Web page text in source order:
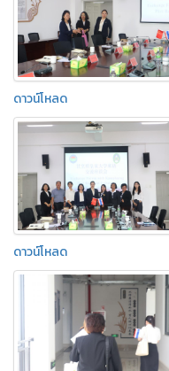
ดาวน์โหลด
ดาวน์โหลด